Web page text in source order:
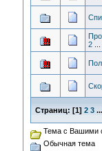
2...
Страниц: [1] 2 3 ...
Тема с Вашими
Обычная тема